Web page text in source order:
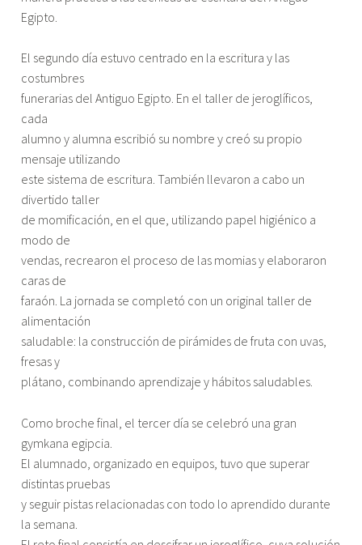
Egipto.
El segundo día estuvo centrado en la escritura y las
costumbres
funerarias del Antiguo Egipto. En el taller de jeroglíficos,
cada
alumno y alumna escribió su nombre y creó su propio
mensaje utilizando
este sistema de escritura. También llevaron a cabo un
divertido taller
de momificación, en el que, utilizando papel higiénico a
modo de
vendas, recrearon el proceso de las momias y elaboraron
caras de
faraón. La jornada se completó con un original taller de
alimentación
saludable: la construcción de pirámides de fruta con uvas,
fresas y
plátano, combinando aprendizaje y hábitos saludables.
Como broche final, el tercer día se celebró una gran
gymkana egipcia.
El alumnado, organizado en equipos, tuvo que superar
distintas pruebas
y seguir pistas relacionadas con todo lo aprendido durante
la semana.